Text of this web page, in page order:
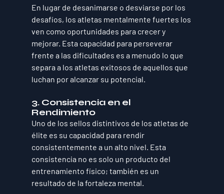
En lugar de desanimarse o desviarse por los
desafíos, los atletas mentalmente fuertes los
ven como oportunidades para crecer y
mejorar. Esta capacidad para perseverar
frente a las dificultades es a menudo lo que
separa a los atletas exitosos de aquellos que
luchan por alcanzar su potencial.
3. Consistencia en el
Rendimiento
Uno de los sellos distintivos de los atletas de
élite es su capacidad para rendir
consistentemente a un alto nivel. Esta
consistencia no es solo un producto del
entrenamiento físico; también es un
resultado de la fortaleza mental.